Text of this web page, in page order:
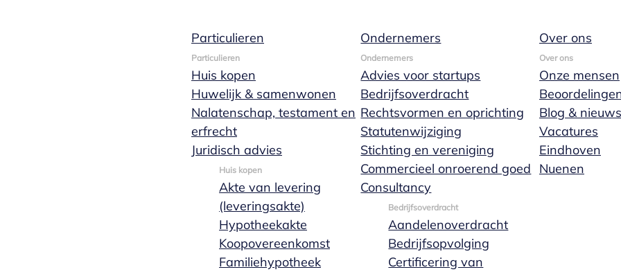
Particulieren
Particulieren
Huis kopen
Huwelijk & samenwonen
Nalatenschap, testament en
erfrecht
Juridisch advies
Huis kopen
Akte van levering
(leveringsakte)
Hypotheekakte
Koopovereenkomst
Familiehypotheek
Ondernemers
Ondernemers
Advies voor startups
Bedrijfsoverdracht
Rechtsvormen en oprichting
Statutenwijziging
Stichting en vereniging
Commercieel onroerend goed
Consultancy
Bedrijfsoverdracht
Aandelenoverdracht
Bedrijfsopvolging
Certificering van
Over ons
Over ons
Onze mensen
Blog & nieuws
Vacatures
Eindhoven
Nuenen
Geregistreerd partnerschap
Net als het huwelijk is een geregistreerd partnerschap een wettelijk geregelde samenlevingsvorm. Je
je jouw samenleving met je partner wel formeel wil maken, maar niet wilt trouwen. De gevolgen zijn
wel een aantal verschillen waarover je hieronder kunt lezen.
Meer lezen